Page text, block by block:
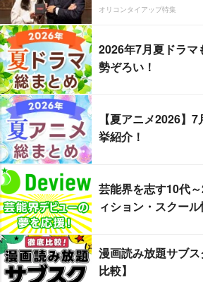
オリコンタイアップ特集
2026年7月夏ドラマ
勢ぞろい！
【夏アニメ2026】
挙紹介！
芸能界を志す10代
ィション・スクー
漫画読み放題サブ
比較】